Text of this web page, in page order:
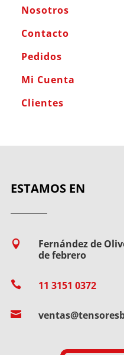
Nosotros
Contacto
Pedidos
Mi Cuenta
Clientes
ESTAMOS EN

Fernández de
de febrero
 11 3151 0372
